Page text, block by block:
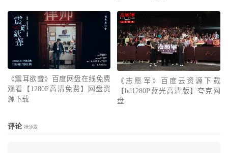
《震耳欲聋》百度网盘在线免费
观看【1280P高清免费】网盘资
源下载
《志愿军》百度云资源下载
【bd1280P蓝光高清版】夸克网
盘
评论 抢沙发